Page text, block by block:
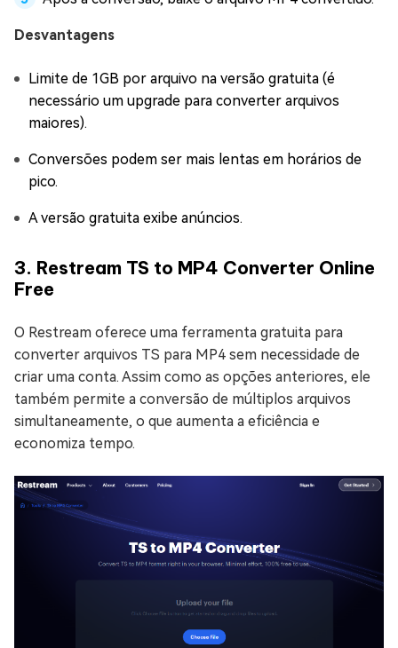
Desvantagens
Limite de 1GB por arquivo na versão gratuita (é
necessário um upgrade para converter arquivos
maiores).
Conversões podem ser mais lentas em horários de
pico.
A versão gratuita exibe anúncios.
3. Restream TS to MP4 Converter Online
Free
O Restream oferece uma ferramenta gratuita para
converter arquivos TS para MP4 sem necessidade de
criar uma conta. Assim como as opções anteriores, ele
também permite a conversão de múltiplos arquivos
simultaneamente, o que aumenta a eficiência e
economiza tempo.